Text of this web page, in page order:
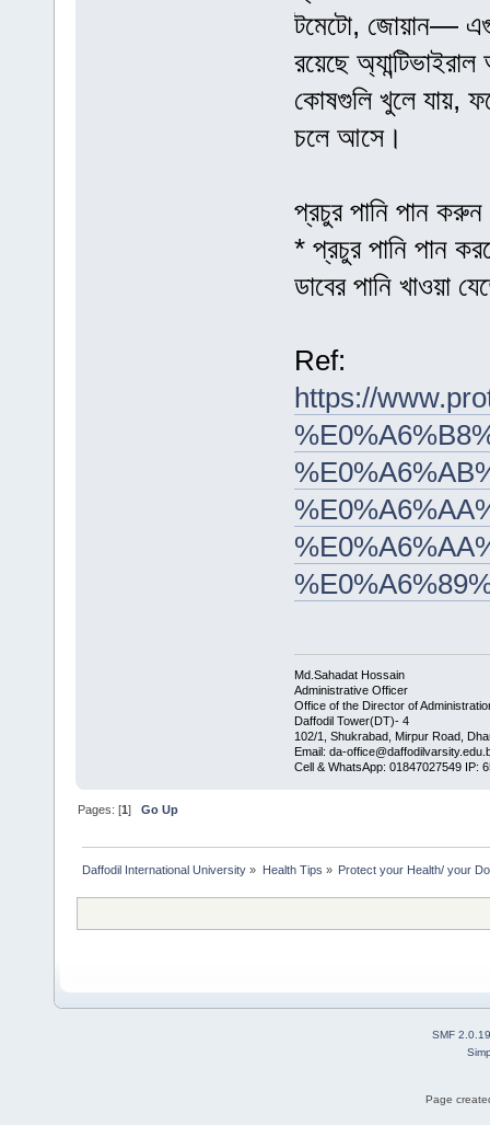
টমেটো, জোয়ান—
রয়েছে
কোষগুলি খুলে যায়,
চলে আসে।
প্রচুর পানি পান করুন
* প্রচুর পানি পান
ডাবের পানি খাওয়া
Ref:
https://
Md.Sahadat Hossain
Administrative Officer
Office of the Director of
Daffodil Tower(DT)- 4
102/1, Shukrabad, Mirpur Road,
Email: da-
Cell & WhatsApp: 01847027549 IP:
Pages: [1]Go Up
Daffodil International University » Health Tips » Protect your Health/ your
SMF 2.0.19
Page